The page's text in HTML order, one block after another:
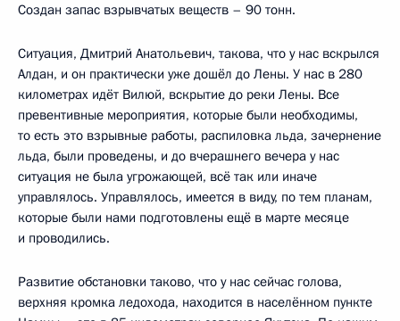
Создан запас взрывчатых веществ – 90 тонн.
Ситуация, Дмитрий Анатольевич, такова, что у нас вскрылся
Алдан, и он практически уже дошёл до Лены. У нас в 280
километрах идёт Вилюй, вскрытие до реки Лены. Все
превентивные мероприятия, которые были необходимы,
то есть это взрывные работы, распиловка льда, зачернение
льда, были проведены, и до вчерашнего вечера у нас
ситуация не была угрожающей, всё так или иначе
управлялось. Управлялось, имеется в виду, по тем планам,
которые были нами подготовлены ещё в марте месяце
и проводились.
Развитие обстановки таково, что у нас сейчас голова,
верхняя кромка ледохода, находится в населённом пункте